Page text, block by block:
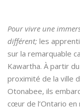
Pour vivre une
différent; les
sur la remarquable
Kawartha. À partir
proximité de la ville
Otonabee, ils
cœur de l’Ontario